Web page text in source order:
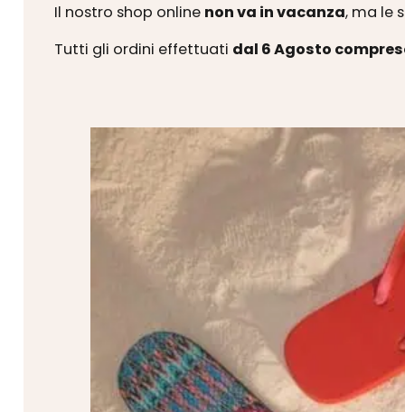
Il nostro shop online non va in vacanza, ma le
Tutti gli ordini effettuati dal 6 Agosto